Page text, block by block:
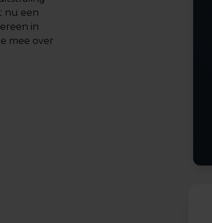
nu een
in
mee over